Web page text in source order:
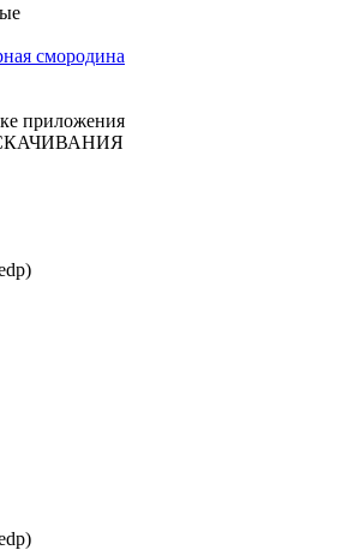
смородина
приложения